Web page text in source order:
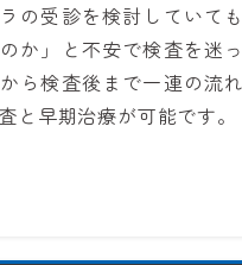
の受診を検討していて
か」と不安で検査を迷
ら検査後まで一連の流
と早期治療が可能です。